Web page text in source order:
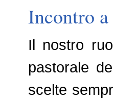
Incontro
Il nostro
pastorale
scelte